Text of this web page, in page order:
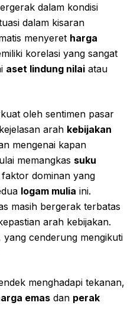
dalam kondisi
dalam kisaran
menyeret harga
korelasi yang sangat
aset lindung nilai atau
oleh sentimen pasar
arah kebijakan
mengenai kapan
memangkas suku
faktor dominan yang
logam mulia ini.
masih bergerak terbatas
arah kebijakan.
yang cenderung mengikuti
menghadapi tekanan,
emas dan perak